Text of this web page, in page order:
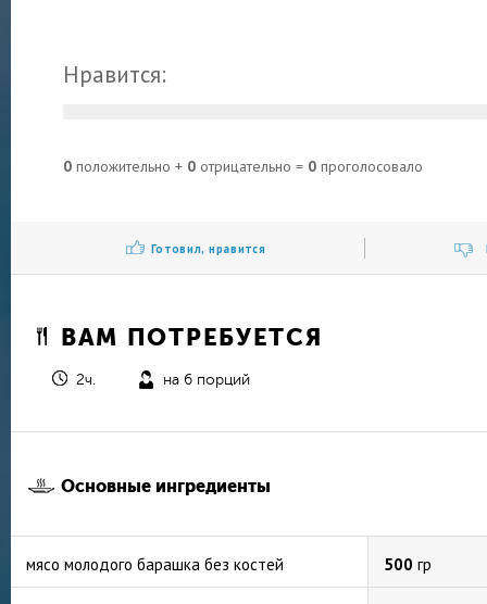
Нравится:
0 положительно + 0 отрицательно = 0 проголосовало
Готовил, нравится
ВАМ ПОТРЕБУЕТСЯ
2ч. на 6 порций
Основные ингредиенты
мясо молодого барашка без костей 500 гр